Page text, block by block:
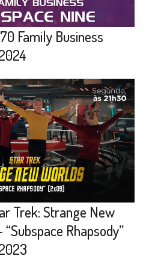
Family Business
Trek: Strange New
Rhapsody”